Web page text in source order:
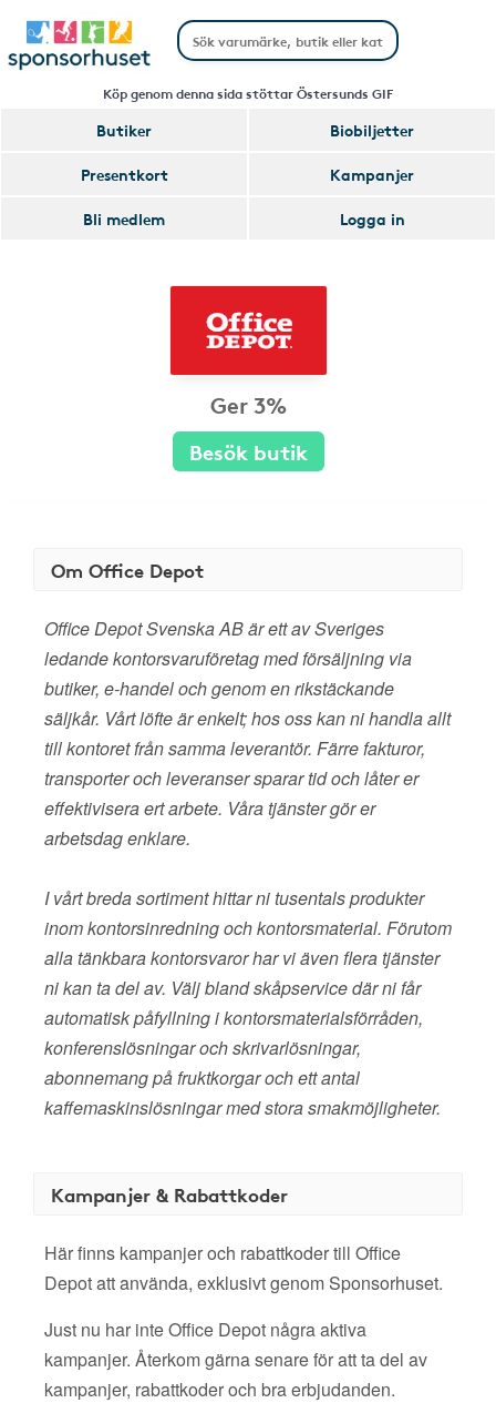
Köp genom denna sida stöttar Östersunds GIF
Butiker
Biobiljetter
Presentkort
Kampanjer
Bli medlem
Logga in
Ger 3%
Besök butik
Om Office Depot
Office Depot Svenska AB är ett av Sveriges
ledande kontorsvaruföretag med försäljning via
butiker, e-handel och genom en rikstäckande
säljkår. Vårt löfte är enkelt; hos oss kan ni handla allt
till kontoret från samma leverantör. Färre fakturor,
transporter och leveranser sparar tid och låter er
effektivisera ert arbete. Våra tjänster gör er
arbetsdag enklare.
I vårt breda sortiment hittar ni tusentals produkter
inom kontorsinredning och kontorsmaterial. Förutom
alla tänkbara kontorsvaror har vi även flera tjänster
ni kan ta del av. Välj bland skåpservice där ni får
automatisk påfyllning i kontorsmaterialsförråden,
konferenslösningar och skrivarlösningar,
abonnemang på fruktkorgar och ett antal
kaffemaskinslösningar med stora smakmöjligheter.
Kampanjer & Rabattkoder
Här finns kampanjer och rabattkoder till Office
Depot att använda, exklusivt genom Sponsorhuset.
Just nu har inte Office Depot några aktiva
kampanjer. Återkom gärna senare för att ta del av
kampanjer, rabattkoder och bra erbjudanden.